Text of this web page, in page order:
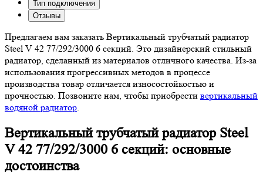
Тип подключения
Отзывы
Предлагаем вам заказать Вертикальный трубчатый радиатор
Steel V 42 77/292/3000 6 секций. Это дизайнерский стильный
радиатор, сделанный из материалов отличного качества. Из-за
использования прогрессивных методов в процессе
производства товар отличается износостойкостью и
прочностью. Позвоните нам, чтобы приобрести вертикальный
водяной радиатор
Вертикальный трубчатый радиатор Steel
V 42 77/292/3000 6 секций: основные
достоинства